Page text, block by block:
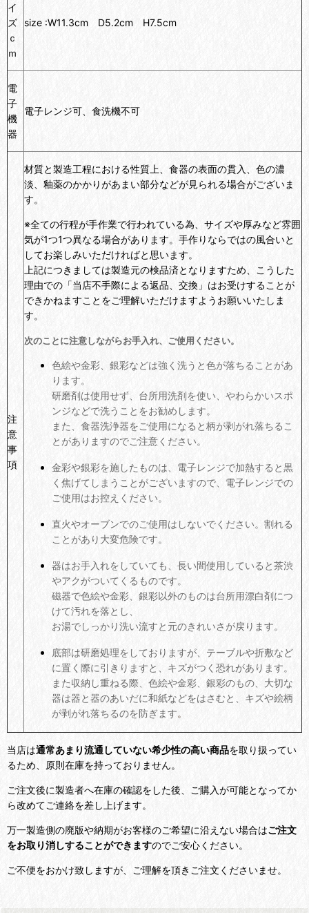
イ
ズ
ｃ
ｍ
size :W11.3cm D5.2cm H7.5cm
電
子
機
器
電子レンジ可、食洗機不可
注
意
事
項
材質と製造工程における性質上、食器の表面の貫入、色の濃
淡、釉薬のかかりがあまい部分などが見られる場合がございま
す。
※全ての行程が手作業で行われている為、サイズや厚みなど雰囲
気が1つ1つ異なる場合があります。手作りならではの風合いと
してお楽しみいただければと思います。
上記につきましては製造元の検品済となりますため、こうした
理由での「当店不手際による返品、交換」はお受けすることが
できかねますことをご理解いただけますようお願いいたしま
す。
次のことに注意しながらお手入れ、ご使用ください。
色絵や金彩、銀彩などは強く洗うと色が落ちることがあ
ります。
研磨剤は使用せず、台所用洗剤を使い、やわらかいスポ
ンジなどで洗うことをお勧めします。
また、食器洗浄器をご使用になると柄が剥がれ落ちるこ
とがありますのでご注意ください。
金彩や銀彩を施したものは、電子レンジで加熱すると黒
く焦げてしまうことがございますので、電子レンジでの
ご使用はお控えください。
直火やオーブンでのご使用はしないでください。割れる
ことがあり大変危険です。
器はお手入れをしていても、長い間使用していると茶渋
やアクがついてくるものです。
磁器で色絵や金彩、銀彩以外のものは台所用漂白剤につ
けて汚れを落とし、
お湯でしっかり洗い流すと元のきれいさが戻ります。
底部は研磨処理をしておりますが、テーブルや折敷など
に置く際に引きりますと、キズがつく恐れがあります。
また収納し重ねる際、色絵や金彩、銀彩のもの、大切な
器は器と器のあいだに和紙などをはさむと、キズや絵柄
が剥がれ落ちるのを防ぎます。
当店は通常あまり流通していない希少性の高い商品を取り扱ってい
るため、原則在庫を持っておりません。
ご注文後に製造者へ在庫の確認をした後、ご購入が可能となってか
ら改めてご連絡を差し上げます。
万一製造側の廃版や納期がお客様のご希望に沿えない場合はご注文
をお取り消しすることができますのでご安心ください。
ご不便をおかけ致しますが、ご理解を頂きご注文くださいませ。